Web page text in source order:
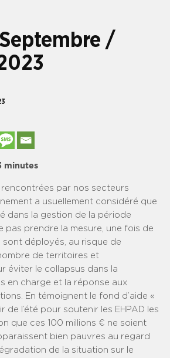
Septembre /
minutes
par nos secteurs
a usuellement considéré que
dans la gestion de la période
pas prendre la mesure, une fois de
déployés, au risque de
de territoires et
éviter le collapsus dans la
en charge et la réponse aux
En témoignent le fond d’aide «
de l’été pour soutenir les EHPAD les
que ces 100 millions € ne soient
bien pauvres au regard
de la situation sur le